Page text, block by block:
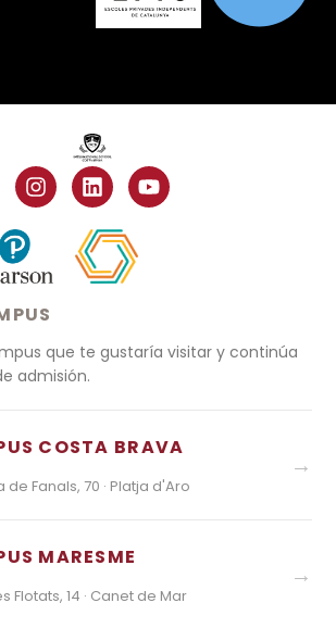
que te gustaría visitar y continúa
admisión.
COSTA BRAVA
de Fanals, 70 · Platja d'Aro
→
MARESME
Flotats, 14 · Canet de Mar
→